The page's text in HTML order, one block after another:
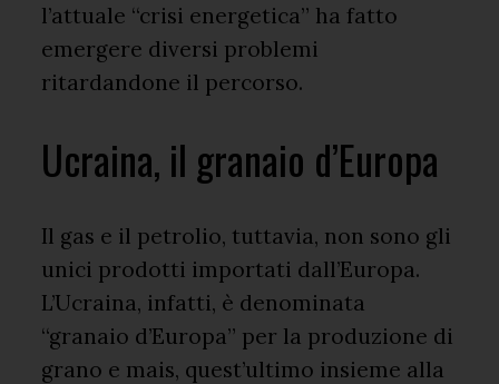
l’attuale “crisi energetica” ha fatto
emergere diversi problemi
ritardandone il percorso.
Ucraina, il granaio d’Europa
Il gas e il petrolio, tuttavia, non sono gli
unici prodotti importati dall’Europa.
L’Ucraina, infatti, è denominata
“granaio d’Europa” per la produzione di
grano e mais, quest’ultimo insieme alla